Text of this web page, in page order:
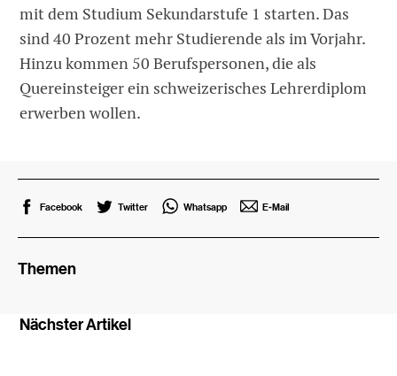
mit dem Studium Sekundarstufe 1 starten. Das
sind 40 Prozent mehr Studierende als im Vorjahr.
Hinzu kommen 50 Berufspersonen, die als
Quereinsteiger ein schweizerisches Lehrerdiplom
erwerben wollen.
Facebook Twitter Whatsapp E-Mail
Themen
Nächster Artikel